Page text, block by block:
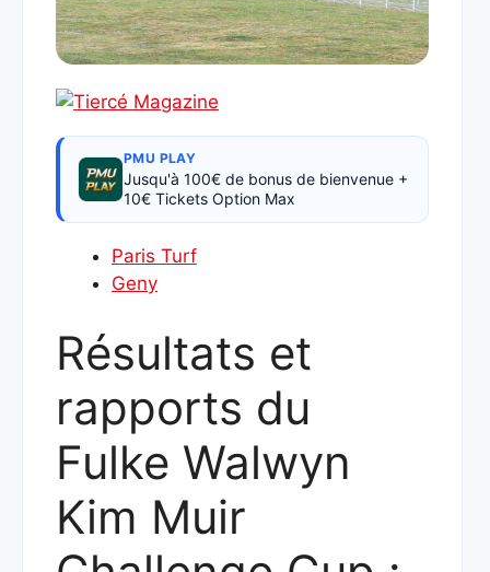
PMU PLAY
Jusqu'à 100€ de bonus de bienvenue +
10€ Tickets Option Max
Paris Turf
Geny
Résultats et
rapports du
Fulke Walwyn
Kim Muir